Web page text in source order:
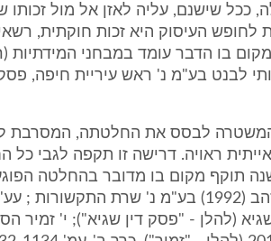
ככל שישנם, עליה לאזן אל מול
לחופש העיסוק היא זכות חוקתית,
המשטרה לבסס את החלטתה, המסרבת
ראויה. דרישה זו תקפה לגבי
(להלן - "פסק דין שגיא"); י' זמיר